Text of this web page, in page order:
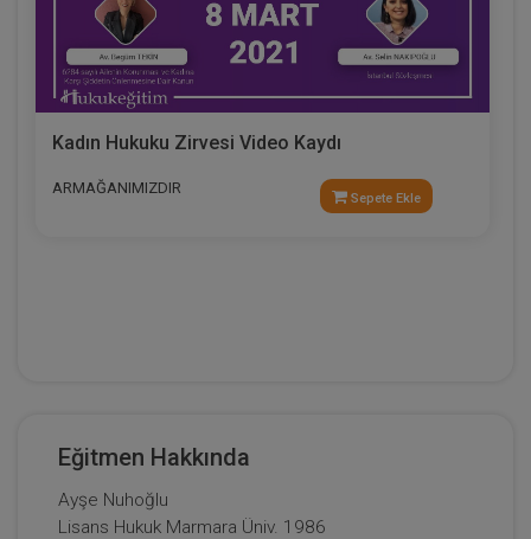
Kadın Hukuku Zirvesi Video Kaydı
ARMAĞANIMIZDIR
Sepete Ekle
Eğitmen Hakkında
Ayşe Nuhoğlu
Lisans Hukuk Marmara Üniv. 1986